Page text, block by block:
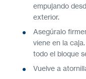
empujando
exterior.
Asegúralo
viene en la
todo el bloque
Vuelve a